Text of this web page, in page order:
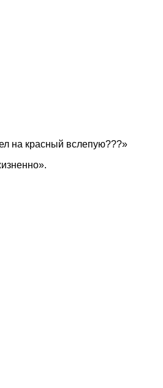
на красный вслепую???»